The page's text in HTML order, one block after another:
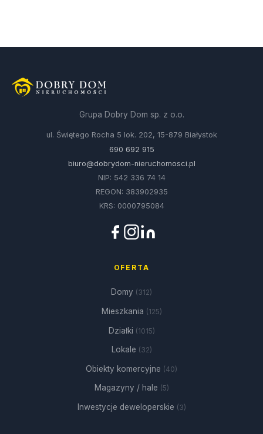
Grupa Dobry Dom sp. z o.o.
ul. Świętego Rocha 5 lok. 202, 15-879 Białystok
690 692 915
biuro@dobrydom-nieruchomosci.pl
NIP: 542 336 74 14
REGON: 383902935
KRS: 0000795084
OFERTA
Domy (312)
Mieszkania (125)
Działki (1015)
Lokale (32)
Obiekty komercyjne (40)
Magazyny / hale (5)
Inwestycje deweloperskie (3)